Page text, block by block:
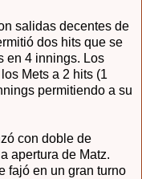
salidas decentes de
dos hits que se
en 4 innings. Los
Mets a 2 hits (1
permitiendo a su
con doble de
apertura de Matz.
fajó en un gran turno